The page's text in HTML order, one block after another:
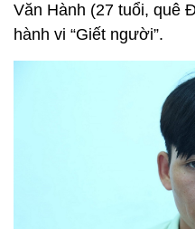
Văn Hành (27 tuổi, quê
hành vi “Giết người”.